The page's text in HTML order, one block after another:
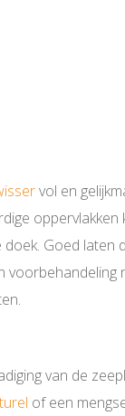
vol en
oppervlakken
Goed laten
van de
of een